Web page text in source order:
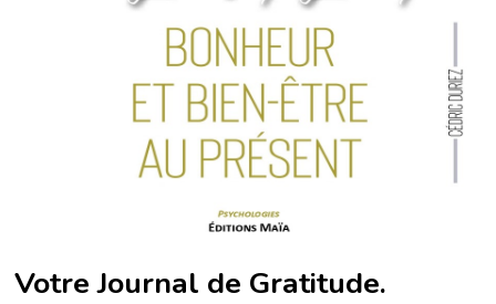
Votre Journal de Gratitude.